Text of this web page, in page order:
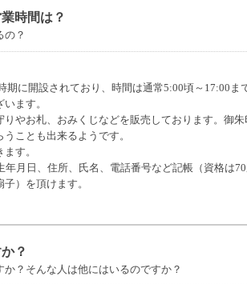
時間は？
の？
に開設されており、時間は通常5:00頃～17:00ま
ます。
やお札、おみくじなどを販売しております。御
ことも出来るようです。
す。
月日、住所、氏名、電話番号など記帳（資格は
）を頂けます。
？
？そんな人は他にはいるのですか？